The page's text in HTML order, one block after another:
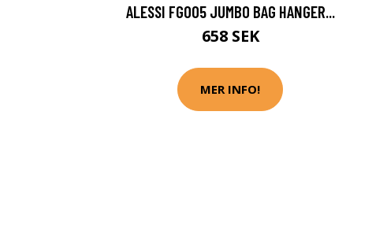
ALESSI FGO05 JUMBO BAG HANGER...
658 SEK
MER INFO!